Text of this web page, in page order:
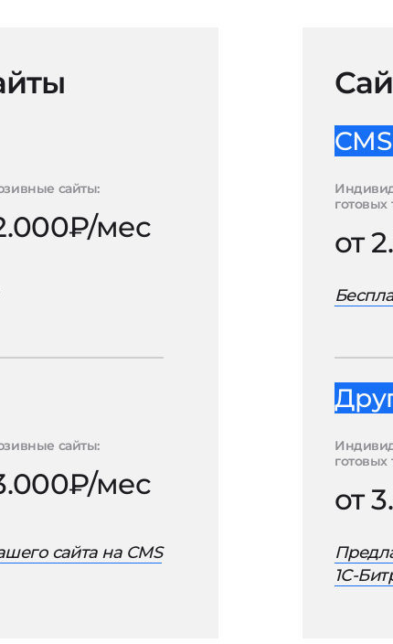
сайты:
мес
сайты:
мес
сайта на CMS
готовых
от
готовых
от
1С-